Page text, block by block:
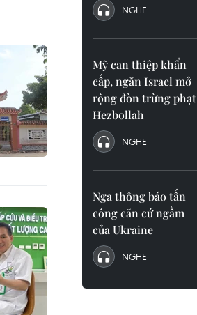
NGHE
Mỹ can thiệp khẩn
cấp, ngăn Israel mở
rộng đòn trừng phạt
Hezbollah
NGHE
Nga thông báo tấn
công căn cứ ngầm
của Ukraine
NGHE